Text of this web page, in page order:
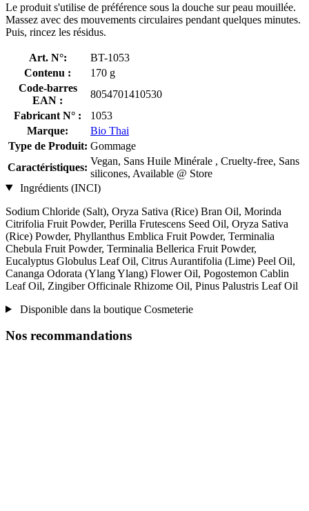
Le produit s'utilise de préférence sous la douche sur peau mouillée.
Massez avec des mouvements circulaires pendant quelques minutes.
Puis, rincez les résidus.
Art. N°:
BT-1053
Contenu :
170 g
Code-barres
EAN :
8054701410530
Fabricant N° :
1053
Marque:
Bio Thai
Type de Produit: Gommage
Caractéristiques:
Vegan, Sans Huile Minérale , Cruelty-free, Sans
silicones, Available @ Store
Ingrédients (INCI)
Sodium Chloride (Salt), Oryza Sativa (Rice) Bran Oil, Morinda
Citrifolia Fruit Powder, Perilla Frutescens Seed Oil, Oryza Sativa
(Rice) Powder, Phyllanthus Emblica Fruit Powder, Terminalia
Chebula Fruit Powder, Terminalia Bellerica Fruit Powder,
Eucalyptus Globulus Leaf Oil, Citrus Aurantifolia (Lime) Peel Oil,
Cananga Odorata (Ylang Ylang) Flower Oil, Pogostemon Cablin
Leaf Oil, Zingiber Officinale Rhizome Oil, Pinus Palustris Leaf Oil
Disponible dans la boutique Cosmeterie
Nos recommandations